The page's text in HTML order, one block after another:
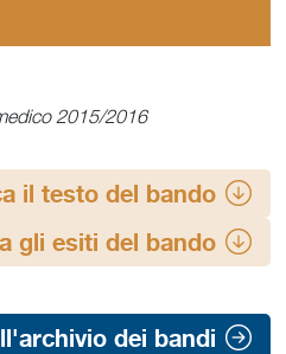
2015/2016
il testo del bando
gli esiti del bando
dei bandi